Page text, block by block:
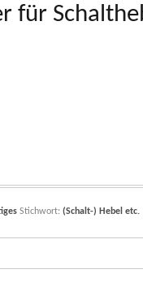
für
quantity
Stichwort: (Schalt-) Hebel etc.